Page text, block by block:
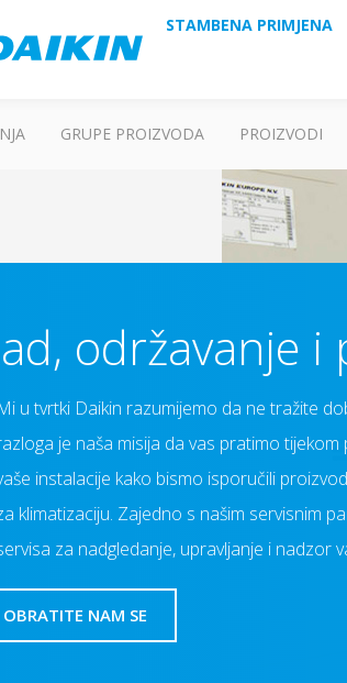
STAMBENA PRIMJENA
GRUPE PROIZVODA PROIZVODI
održavanje i
u tvrtki Daikin razumijemo da ne tražite
je naša misija da vas pratimo
instalacije kako bismo isporučili
klimatizaciju. Zajedno s našim servisnim
za nadgledanje, upravljanje i nadzor
OBRATITE NAM SE